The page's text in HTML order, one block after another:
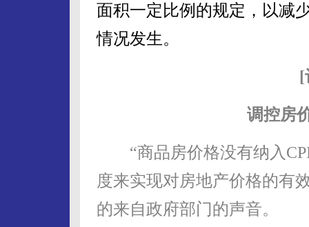
面积一定比例的规定，以减
情况发生。
[
调控房
“商品房价格没有纳入CPI
度来实现对房地产价格的有
的来自政府部门的声音。